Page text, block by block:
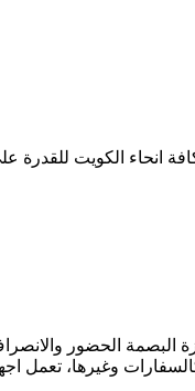
انحاء الكويت للقدرة
الحضور
وغيرها، تعمل